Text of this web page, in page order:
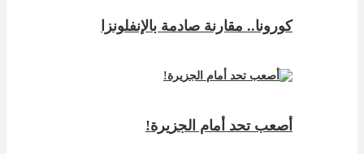
كورونا.. مقارنة صادمة بالإنفلونزا
أصعب تحد أمام الجزيرة!